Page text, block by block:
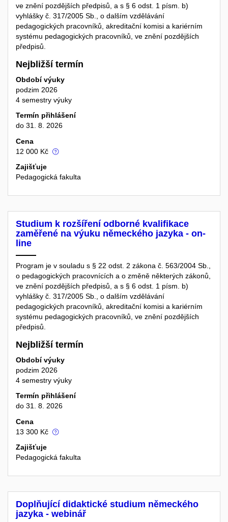
ve znění pozdějších předpisů, a s § 6 odst. 1 písm. b)
vyhlášky č. 317/2005 Sb., o dalším vzdělávání
pedagogických pracovníků, akreditační komisi a kariérním
systému pedagogických pracovníků, ve znění pozdějších
předpisů.
Nejbližší termín
Období výuky
podzim 2026
4 semestry výuky
Termín přihlášení
do 31. 8. 2026
Cena
12 000 Kč
Zajišťuje
Pedagogická fakulta
Studium k rozšíření odborné kvalifikace
zaměřené na výuku německého jazyka - on-
line
Program je v souladu s § 22 odst. 2 zákona č. 563/2004 Sb.,
o pedagogických pracovnících a o změně některých zákonů,
ve znění pozdějších předpisů, a s § 6 odst. 1 písm. b)
vyhlášky č. 317/2005 Sb., o dalším vzdělávání
pedagogických pracovníků, akreditační komisi a kariérním
systému pedagogických pracovníků, ve znění pozdějších
předpisů.
Nejbližší termín
Období výuky
podzim 2026
4 semestry výuky
Termín přihlášení
do 31. 8. 2026
Cena
13 300 Kč
Zajišťuje
Pedagogická fakulta
Doplňující didaktické studium německého
jazyka - webinář